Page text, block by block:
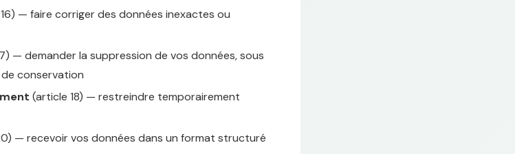
— faire corriger des données inexactes ou
— demander la suppression de vos données, sous
conservation
(article 18) — restreindre temporairement
— recevoir vos données dans un format structuré